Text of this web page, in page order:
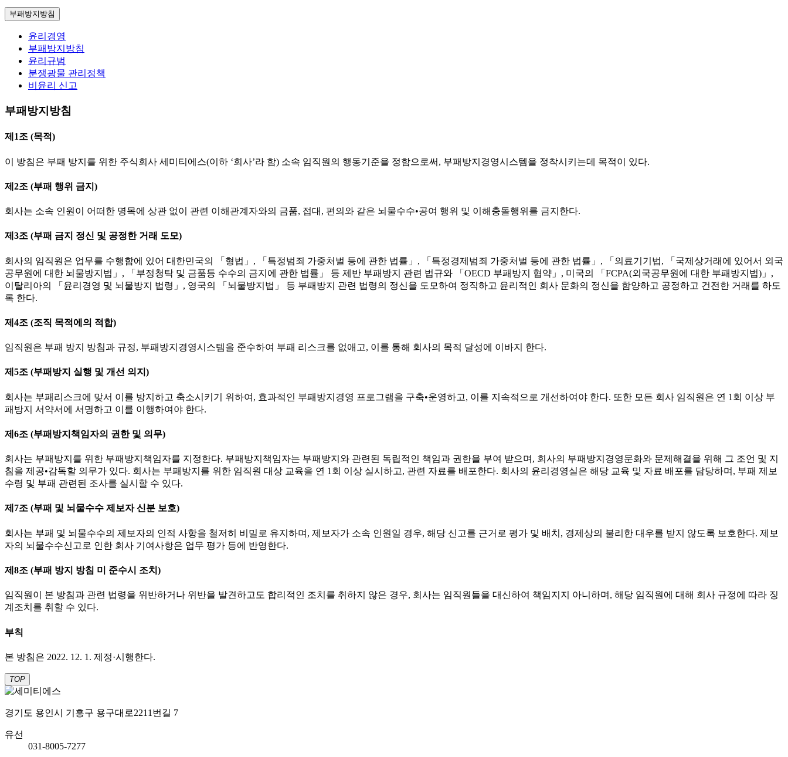
부패방지방침
윤리경영
부패방지방침
윤리규범
분쟁광물 관리정책
비윤리 신고
부패방지방침
제1조 (목적)
이 방침은 부패 방지를 위한 주식회사 세미티에스(이하 ‘회사’라 함) 소속 임직원의 행동기준을 정함으로써, 부패방지경영시스템을 정착시키는데 목적이 있다.
제2조 (부패 행위 금지)
회사는 소속 인원이 어떠한 명목에 상관 없이 관련 이해관계자와의 금품, 접대, 편의와 같은 뇌물수수•공여 행위 및 이해충돌행위를 금지한다.
제3조 (부패 금지 정신 및 공정한 거래 도모)
회사의 임직원은 업무를 수행함에 있어 대한민국의 「형법」, 「특정범죄 가중처벌 등에 관한 법률」, 「특정경제범죄 가중처벌 등에 관한 법률」, 「의료기기법, 「국제상거래에 있어서 외국
공무원에 대한 뇌물방지법」, 「부정청탁 및 금품등 수수의 금지에 관한 법률」 등 제반 부패방지 관련 법규와 「OECD 부패방지 협약」, 미국의 「FCPA(외국공무원에 대한 부패방지법)」,
이탈리아의 「윤리경영 및 뇌물방지 법령」, 영국의 「뇌물방지법」 등 부패방지 관련 법령의 정신을 도모하여 정직하고 윤리적인 회사 문화의 정신을 함양하고 공정하고 건전한 거래를 하도
록 한다.
제4조 (조직 목적에의 적합)
임직원은 부패 방지 방침과 규정, 부패방지경영시스템을 준수하여 부패 리스크를 없애고, 이를 통해 회사의 목적 달성에 이바지 한다.
제5조 (부패방지 실행 및 개선 의지)
회사는 부패리스크에 맞서 이를 방지하고 축소시키기 위하여, 효과적인 부패방지경영 프로그램을 구축•운영하고, 이를 지속적으로 개선하여야 한다. 또한 모든 회사 임직원은 연 1회 이상 부
패방지 서약서에 서명하고 이를 이행하여야 한다.
제6조 (부패방지책임자의 권한 및 의무)
회사는 부패방지를 위한 부패방지책임자를 지정한다. 부패방지책임자는 부패방지와 관련된 독립적인 책임과 권한을 부여 받으며, 회사의 부패방지경영문화와 문제해결을 위해 그 조언 및 지
침을 제공•감독할 의무가 있다. 회사는 부패방지를 위한 임직원 대상 교육을 연 1회 이상 실시하고, 관련 자료를 배포한다. 회사의 윤리경영실은 해당 교육 및 자료 배포를 담당하며, 부패 제보
수령 및 부패 관련된 조사를 실시할 수 있다.
제7조 (부패 및 뇌물수수 제보자 신분 보호)
회사는 부패 및 뇌물수수의 제보자의 인적 사항을 철저히 비밀로 유지하며, 제보자가 소속 인원일 경우, 해당 신고를 근거로 평가 및 배치, 경제상의 불리한 대우를 받지 않도록 보호한다. 제보
자의 뇌물수수신고로 인한 회사 기여사항은 업무 평가 등에 반영한다.
제8조 (부패 방지 방침 미 준수시 조치)
임직원이 본 방침과 관련 법령을 위반하거나 위반을 발견하고도 합리적인 조치를 취하지 않은 경우, 회사는 임직원들을 대신하여 책임지지 아니하며, 해당 임직원에 대해 회사 규정에 따라 징
계조치를 취할 수 있다.
부칙
본 방침은 2022. 12. 1. 제정·시행한다.
TOP
경기도 용인시 기흥구 용구대로2211번길 7
유선
031-8005-7277